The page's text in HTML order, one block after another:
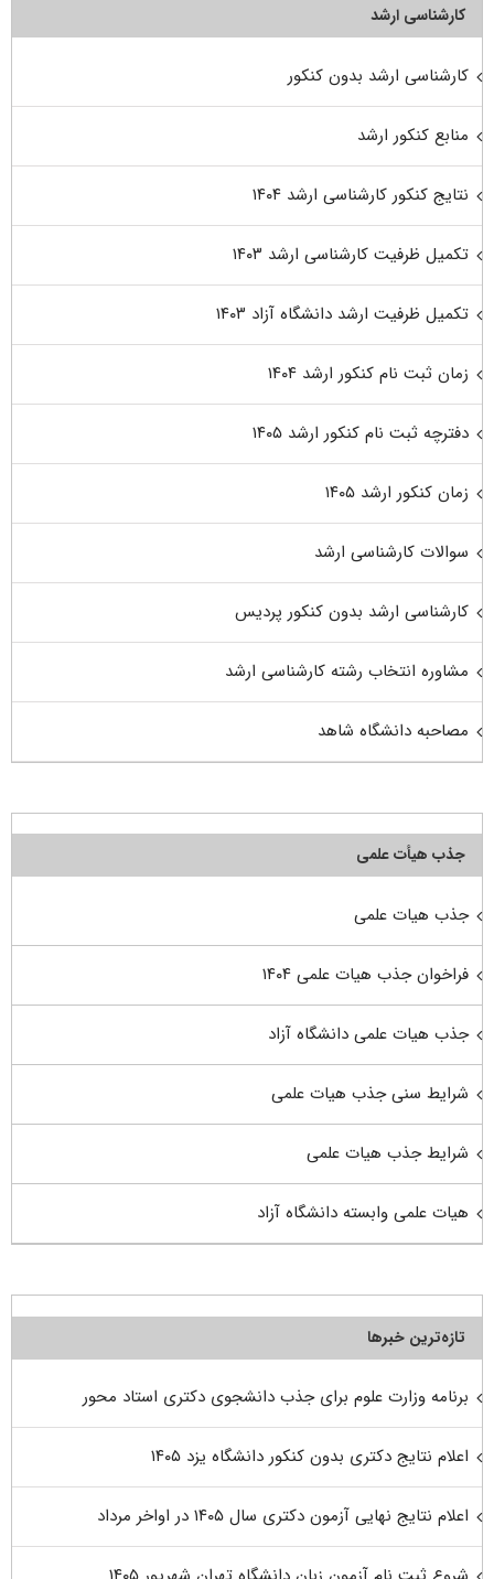
کارشناسی ارشد
کارشناسی ارشد بدون کنکور
منابع کنکور ارشد
نتایج کنکور کارشناسی ارشد ۱۴۰۴
تکمیل ظرفیت کارشناسی ارشد ۱۴۰۳
تکمیل ظرفیت ارشد دانشگاه آزاد ۱۴۰۳
زمان ثبت نام کنکور ارشد ۱۴۰۴
دفترچه ثبت نام کنکور ارشد ۱۴۰۵
زمان کنکور ارشد ۱۴۰۵
سوالات کارشناسی ارشد
کارشناسی ارشد بدون کنکور پردیس
مشاوره انتخاب رشته کارشناسی ارشد
مصاحبه دانشگاه شاهد
جذب هیأت علمی
جذب هیات علمی
فراخوان جذب هیات علمی ۱۴۰۴
جذب هیات علمی دانشگاه آزاد
شرایط سنی جذب هیات علمی
شرایط جذب هیات علمی
هیات علمی وابسته دانشگاه آزاد
تازه‌ترین خبرها
برنامه وزارت علوم برای جذب دانشجوی دکتری استاد محور
اعلام نتایج دکتری بدون کنکور دانشگاه یزد ۱۴۰۵
اعلام نتایج نهایی آزمون دکتری سال ۱۴۰۵ در اواخر مرداد